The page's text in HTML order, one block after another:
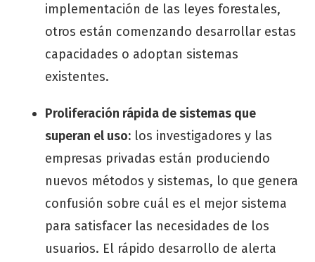
implementación de las leyes forestales,
otros están comenzando desarrollar estas
capacidades o adoptan sistemas
existentes.
Proliferación rápida de sistemas que
superan el uso: los investigadores y las
empresas privadas están produciendo
nuevos métodos y sistemas, lo que genera
confusión sobre cuál es el mejor sistema
para satisfacer las necesidades de los
usuarios. El rápido desarrollo de alerta